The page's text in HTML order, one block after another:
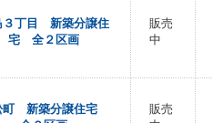
３丁目 新築分譲住
宅 全２区画
販売
中
町 新築分譲住宅
販売